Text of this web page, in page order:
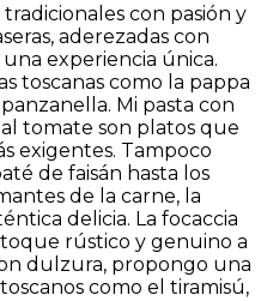
con pasión y
aderezadas con
experiencia única.
toscanas como la pappa
Mi pasta con
tomate son platos que
exigentes. Tampoco
de faisán hasta los
de la carne, la
delicia. La focaccia
rústico y genuino a
dulzura, propongo una
como el tiramisú,